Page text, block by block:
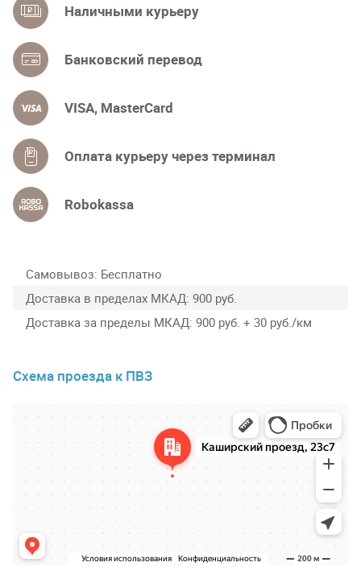
Наличными курьеру
Банковский перевод
VISA, MasterCard
Оплата курьеру через терминал
Robokassa
Самовывоз Бесплатно
Доставка в пределах МКАД 900 руб.
Доставка за пределы МКАД 900 руб. + 30 руб./км
Схема проезда к ПВЗ